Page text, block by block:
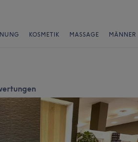
KOSMETIK MASSAGE MÄNNER